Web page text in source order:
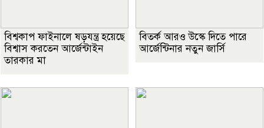
বিশ্বকাপ ফাইনালে ষড়যন্ত্র হয়েছে
বিশ্বাস করতেন আর্জেন্টাইন
তারকার মা
বিতর্ক আরও উস্কে দিতে পারে
আর্জেন্টিনার নতুন জার্সি